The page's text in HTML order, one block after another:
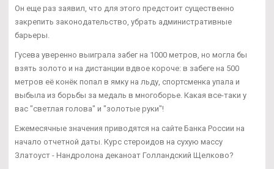
Он еще раз заявил, что для этого предстоит существенно
закрепить законодательство, убрать административные
барьеры.
Гусева уверенно выиграла забег на 1000 метров, но могла бы
взять золото и на дистанции вдвое короче: в забеге на 500
метров её конёк попал в ямку на льду, спортсменка упала и
выбыла из борьбы за медаль в многоборье. Какая все-таки у
вас "светлая голова" и "золотые руки"!
Ежемесячные значения приводятся на сайте Банка России на
начало отчетной даты. Курс стероидов на сухую массу
Златоуст - Нандролона деканоат Голландский Щелково?